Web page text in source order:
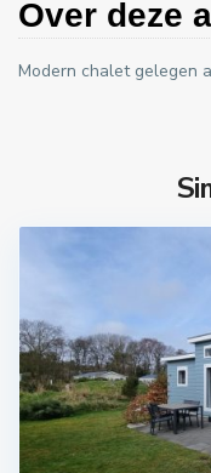
Over deze
Modern chalet gelegen